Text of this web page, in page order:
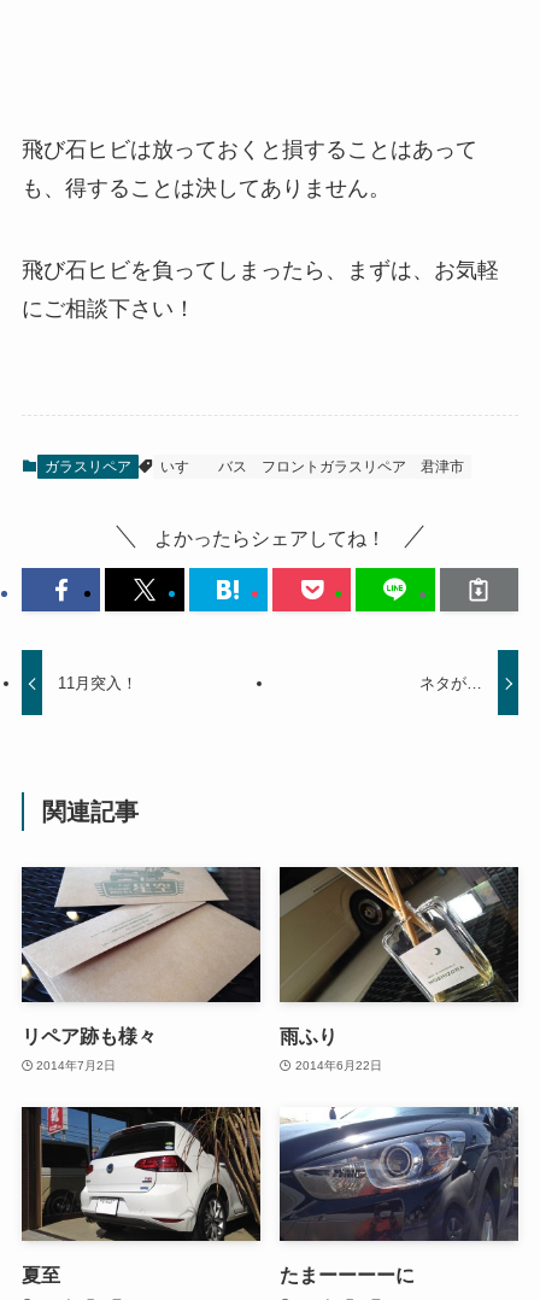
飛び石ヒビは放っておくと損することはあって
も、得することは決してありません。
飛び石ヒビを負ってしまったら、まずは、お気軽
にご相談下さい！
ガラスリペア いすゞ バス フロントガラスリペア 君津市
よかったらシェアしてね！
11月突入！ ネタが…
関連記事
リペア跡も様々
2014年7月2日
雨ふり
2014年6月22日
夏至 たまーーーーに